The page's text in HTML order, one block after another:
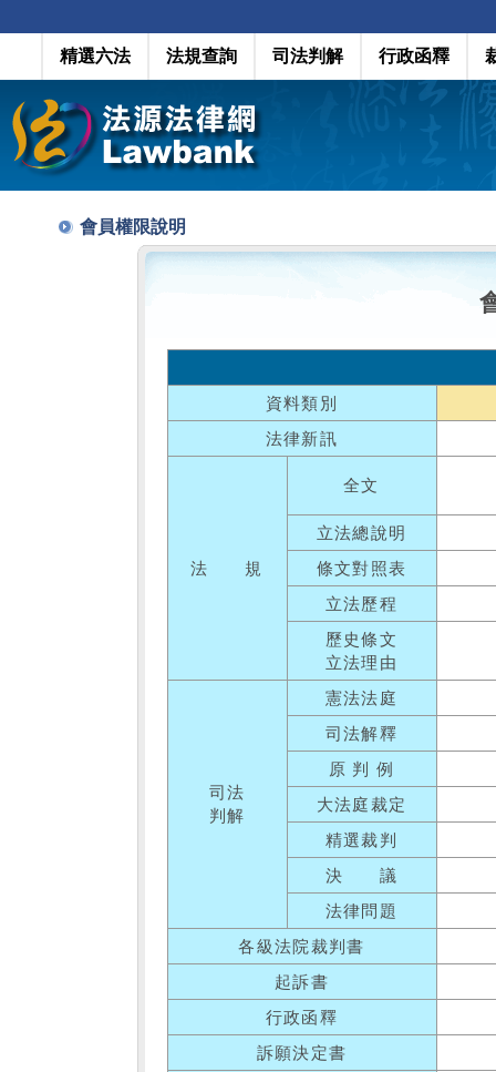
精選六法 法規查詢 司法判解 行政函釋
會員權限說明
資料類別
法律新訊
法 規
全文
立法總說明
條文對照表
立法歷程
歷史條文
立法理由
司法
判解
憲法法庭
司法解釋
原 判 例
大法庭裁定
精選裁判
決 議
法律問題
各級法院裁判書
起訴書
行政函釋
訴願決定書